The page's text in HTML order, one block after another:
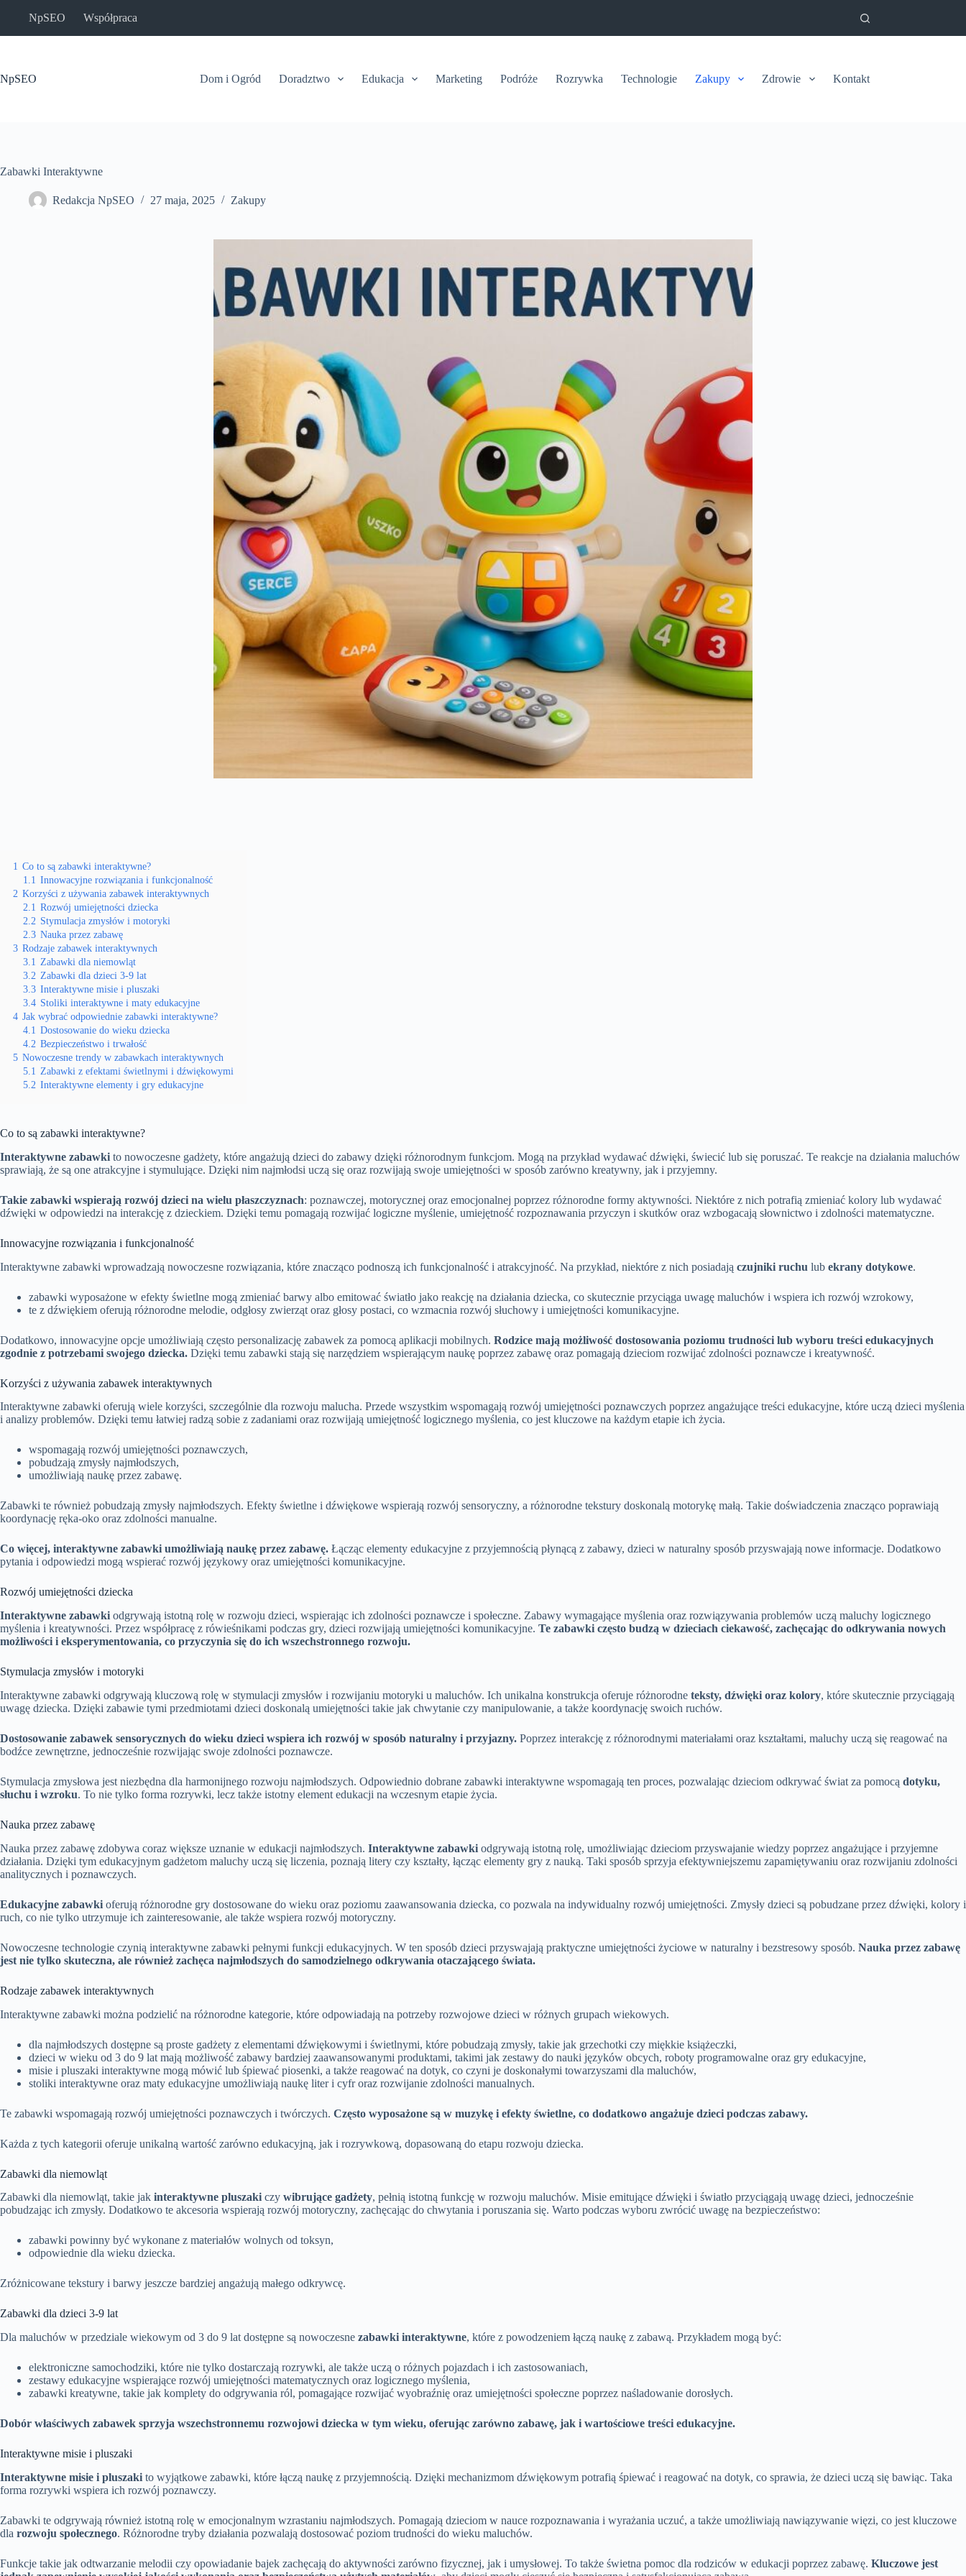
NpSEO Współpraca
NpSEO Dom i Ogród Doradztwo Edukacja Marketing Podróże Rozrywka Technologie Zakupy Zdrowie Kontakt
Zabawki Interaktywne
Redakcja NpSEO 27 maja, 2025 Zakupy
1 Co to są zabawki interaktywne?
1.1 Innowacyjne rozwiązania i funkcjonalność
2 Korzyści z używania zabawek interaktywnych
2.1 Rozwój umiejętności dziecka
2.2 Stymulacja zmysłów i motoryki
2.3 Nauka przez zabawę
3 Rodzaje zabawek interaktywnych
3.1 Zabawki dla niemowląt
3.2 Zabawki dla dzieci 3-9 lat
3.3 Interaktywne misie i pluszaki
3.4 Stoliki interaktywne i maty edukacyjne
4 Jak wybrać odpowiednie zabawki interaktywne?
4.1 Dostosowanie do wieku dziecka
4.2 Bezpieczeństwo i trwałość
5 Nowoczesne trendy w zabawkach interaktywnych
5.1 Zabawki z efektami świetlnymi i dźwiękowymi
5.2 Interaktywne elementy i gry edukacyjne
Co to są zabawki interaktywne?
Interaktywne zabawki to nowoczesne gadżety, które angażują dzieci do zabawy dzięki różnorodnym funkcjom. Mogą na przykład wydawać dźwięki, świecić lub się poruszać. Te reakcje na działania maluchów
sprawiają, że są one atrakcyjne i stymulujące. Dzięki nim najmłodsi uczą się oraz rozwijają swoje umiejętności w sposób zarówno kreatywny, jak i przyjemny.
Takie zabawki wspierają rozwój dzieci na wielu płaszczyznach: poznawczej, motorycznej oraz emocjonalnej poprzez różnorodne formy aktywności. Niektóre z nich potrafią zmieniać kolory lub wydawać
dźwięki w odpowiedzi na interakcję z dzieckiem. Dzięki temu pomagają rozwijać logiczne myślenie, umiejętność rozpoznawania przyczyn i skutków oraz wzbogacają słownictwo i zdolności matematyczne.
Innowacyjne rozwiązania i funkcjonalność
Interaktywne zabawki wprowadzają nowoczesne rozwiązania, które znacząco podnoszą ich funkcjonalność i atrakcyjność. Na przykład, niektóre z nich posiadają czujniki ruchu lub ekrany dotykowe.
zabawki wyposażone w efekty świetlne mogą zmieniać barwy albo emitować światło jako reakcję na działania dziecka, co skutecznie przyciąga uwagę maluchów i wspiera ich rozwój wzrokowy,
te z dźwiękiem oferują różnorodne melodie, odgłosy zwierząt oraz głosy postaci, co wzmacnia rozwój słuchowy i umiejętności komunikacyjne.
Dodatkowo, innowacyjne opcje umożliwiają często personalizację zabawek za pomocą aplikacji mobilnych. Rodzice mają możliwość dostosowania poziomu trudności lub wyboru treści edukacyjnych
zgodnie z potrzebami swojego dziecka. Dzięki temu zabawki stają się narzędziem wspierającym naukę poprzez zabawę oraz pomagają dzieciom rozwijać zdolności poznawcze i kreatywność.
Korzyści z używania zabawek interaktywnych
Interaktywne zabawki oferują wiele korzyści, szczególnie dla rozwoju malucha. Przede wszystkim wspomagają rozwój umiejętności poznawczych poprzez angażujące treści edukacyjne, które uczą dzieci myślenia
i analizy problemów. Dzięki temu łatwiej radzą sobie z zadaniami oraz rozwijają umiejętność logicznego myślenia, co jest kluczowe na każdym etapie ich życia.
wspomagają rozwój umiejętności poznawczych,
pobudzają zmysły najmłodszych,
umożliwiają naukę przez zabawę.
Zabawki te również pobudzają zmysły najmłodszych. Efekty świetlne i dźwiękowe wspierają rozwój sensoryczny, a różnorodne tekstury doskonalą motorykę małą. Takie doświadczenia znacząco poprawiają
koordynację ręka-oko oraz zdolności manualne.
Co więcej, interaktywne zabawki umożliwiają naukę przez zabawę. Łącząc elementy edukacyjne z przyjemnością płynącą z zabawy, dzieci w naturalny sposób przyswajają nowe informacje. Dodatkowo
pytania i odpowiedzi mogą wspierać rozwój językowy oraz umiejętności komunikacyjne.
Rozwój umiejętności dziecka
Interaktywne zabawki odgrywają istotną rolę w rozwoju dzieci, wspierając ich zdolności poznawcze i społeczne. Zabawy wymagające myślenia oraz rozwiązywania problemów uczą maluchy logicznego
myślenia i kreatywności. Przez współpracę z rówieśnikami podczas gry, dzieci rozwijają umiejętności komunikacyjne. Te zabawki często budzą w dzieciach ciekawość, zachęcając do odkrywania nowych
możliwości i eksperymentowania, co przyczynia się do ich wszechstronnego rozwoju.
Stymulacja zmysłów i motoryki
Interaktywne zabawki odgrywają kluczową rolę w stymulacji zmysłów i rozwijaniu motoryki u maluchów. Ich unikalna konstrukcja oferuje różnorodne teksty, dźwięki oraz kolory, które skutecznie przyciągają
uwagę dziecka. Dzięki zabawie tymi przedmiotami dzieci doskonalą umiejętności takie jak chwytanie czy manipulowanie, a także koordynację swoich ruchów.
Dostosowanie zabawek sensorycznych do wieku dzieci wspiera ich rozwój w sposób naturalny i przyjazny. Poprzez interakcję z różnorodnymi materiałami oraz kształtami, maluchy uczą się reagować na
bodźce zewnętrzne, jednocześnie rozwijając swoje zdolności poznawcze.
Stymulacja zmysłowa jest niezbędna dla harmonijnego rozwoju najmłodszych. Odpowiednio dobrane zabawki interaktywne wspomagają ten proces, pozwalając dzieciom odkrywać świat za pomocą dotyku,
słuchu i wzroku. To nie tylko forma rozrywki, lecz także istotny element edukacji na wczesnym etapie życia.
Nauka przez zabawę
Nauka przez zabawę zdobywa coraz większe uznanie w edukacji najmłodszych. Interaktywne zabawki odgrywają istotną rolę, umożliwiając dzieciom przyswajanie wiedzy poprzez angażujące i przyjemne
działania. Dzięki tym edukacyjnym gadżetom maluchy uczą się liczenia, poznają litery czy kształty, łącząc elementy gry z nauką. Taki sposób sprzyja efektywniejszemu zapamiętywaniu oraz rozwijaniu zdolności
analitycznych i poznawczych.
Edukacyjne zabawki oferują różnorodne gry dostosowane do wieku oraz poziomu zaawansowania dziecka, co pozwala na indywidualny rozwój umiejętności. Zmysły dzieci są pobudzane przez dźwięki, kolory i
ruch, co nie tylko utrzymuje ich zainteresowanie, ale także wspiera rozwój motoryczny.
Nowoczesne technologie czynią interaktywne zabawki pełnymi funkcji edukacyjnych. W ten sposób dzieci przyswajają praktyczne umiejętności życiowe w naturalny i bezstresowy sposób. Nauka przez zabawę
jest nie tylko skuteczna, ale również zachęca najmłodszych do samodzielnego odkrywania otaczającego świata.
Rodzaje zabawek interaktywnych
Interaktywne zabawki można podzielić na różnorodne kategorie, które odpowiadają na potrzeby rozwojowe dzieci w różnych grupach wiekowych.
dla najmłodszych dostępne są proste gadżety z elementami dźwiękowymi i świetlnymi, które pobudzają zmysły, takie jak grzechotki czy miękkie książeczki,
dzieci w wieku od 3 do 9 lat mają możliwość zabawy bardziej zaawansowanymi produktami, takimi jak zestawy do nauki języków obcych, roboty programowalne oraz gry edukacyjne,
misie i pluszaki interaktywne mogą mówić lub śpiewać piosenki, a także reagować na dotyk, co czyni je doskonałymi towarzyszami dla maluchów,
stoliki interaktywne oraz maty edukacyjne umożliwiają naukę liter i cyfr oraz rozwijanie zdolności manualnych.
Te zabawki wspomagają rozwój umiejętności poznawczych i twórczych. Często wyposażone są w muzykę i efekty świetlne, co dodatkowo angażuje dzieci podczas zabawy.
Każda z tych kategorii oferuje unikalną wartość zarówno edukacyjną, jak i rozrywkową, dopasowaną do etapu rozwoju dziecka.
Zabawki dla niemowląt
Zabawki dla niemowląt, takie jak interaktywne pluszaki czy wibrujące gadżety, pełnią istotną funkcję w rozwoju maluchów. Misie emitujące dźwięki i światło przyciągają uwagę dzieci, jednocześnie
pobudzając ich zmysły. Dodatkowo te akcesoria wspierają rozwój motoryczny, zachęcając do chwytania i poruszania się. Warto podczas wyboru zwrócić uwagę na bezpieczeństwo:
zabawki powinny być wykonane z materiałów wolnych od toksyn,
odpowiednie dla wieku dziecka.
Zróżnicowane tekstury i barwy jeszcze bardziej angażują małego odkrywcę.
Zabawki dla dzieci 3-9 lat
Dla maluchów w przedziale wiekowym od 3 do 9 lat dostępne są nowoczesne zabawki interaktywne, które z powodzeniem łączą naukę z zabawą. Przykładem mogą być:
elektroniczne samochodziki, które nie tylko dostarczają rozrywki, ale także uczą o różnych pojazdach i ich zastosowaniach,
zestawy edukacyjne wspierające rozwój umiejętności matematycznych oraz logicznego myślenia,
zabawki kreatywne, takie jak komplety do odgrywania ról, pomagające rozwijać wyobraźnię oraz umiejętności społeczne poprzez naśladowanie dorosłych.
Dobór właściwych zabawek sprzyja wszechstronnemu rozwojowi dziecka w tym wieku, oferując zarówno zabawę, jak i wartościowe treści edukacyjne.
Interaktywne misie i pluszaki
Interaktywne misie i pluszaki to wyjątkowe zabawki, które łączą naukę z przyjemnością. Dzięki mechanizmom dźwiękowym potrafią śpiewać i reagować na dotyk, co sprawia, że dzieci uczą się bawiąc. Taka
forma rozrywki wspiera ich rozwój poznawczy.
Zabawki te odgrywają również istotną rolę w emocjonalnym wzrastaniu najmłodszych. Pomagają dzieciom w nauce rozpoznawania i wyrażania uczuć, a także umożliwiają nawiązywanie więzi, co jest kluczowe
dla rozwoju społecznego. Różnorodne tryby działania pozwalają dostosować poziom trudności do wieku maluchów.
Funkcje takie jak odtwarzanie melodii czy opowiadanie bajek zachęcają do aktywności zarówno fizycznej, jak i umysłowej. To także świetna pomoc dla rodziców w edukacji poprzez zabawę. Kluczowe jest